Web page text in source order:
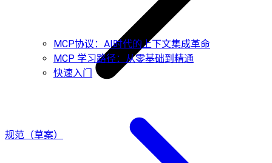
MCP协议：AI时代的上下文集成革命
MCP 学习路径：从零基础到精通
快速入门
规范（草案）